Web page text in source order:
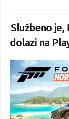
Službeno je,
dolazi na